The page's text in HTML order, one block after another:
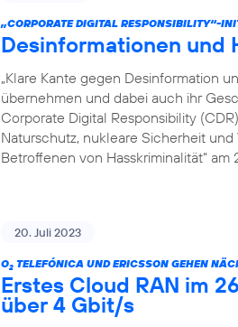
„CORPORATE DIGITAL RESPONSIBILITY“-
Desinformationen und
„Klare Kante gegen Desinformation
übernehmen und dabei auch ihr
Corporate Digital Responsibility
Naturschutz, nukleare Sicherheit
Betroffenen von Hasskriminalität“ am
20. Juli 2023
O2 TELEFÓNICA UND ERICSSON GEHEN
Erstes Cloud RAN im
über 4 Gbit/s